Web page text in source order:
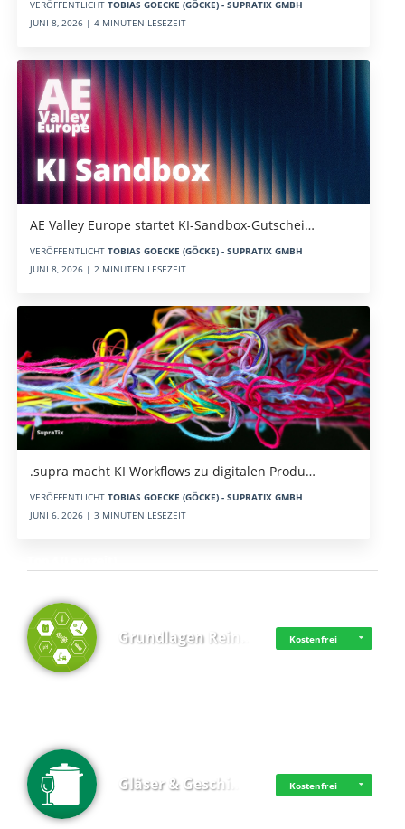
VERÖFFENTLICHT TOBIAS GOECKE (GÖCKE) - SUPRATIX GMBH
JUNI 8, 2026 | 4 MINUTEN LESEZEIT
AE Valley Europe startet KI-Sandbox-Gutschei…
VERÖFFENTLICHT TOBIAS GOECKE (GÖCKE) - SUPRATIX GMBH
JUNI 8, 2026 | 2 MINUTEN LESEZEIT
.supra macht KI Workflows zu digitalen Produ…
VERÖFFENTLICHT TOBIAS GOECKE (GÖCKE) - SUPRATIX GMBH
JUNI 6, 2026 | 3 MINUTEN LESEZEIT
Grundlagen Rein… Kostenfrei
Gläser & Geschi… Kostenfrei